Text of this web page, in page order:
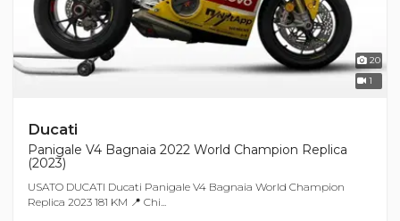
20
1
Ducati
Panigale V4 Bagnaia 2022 World Champion Replica
(2023)
USATO DUCATI Ducati Panigale V4 Bagnaia World Champion
Replica 2023 181 KM 📍 Chi...